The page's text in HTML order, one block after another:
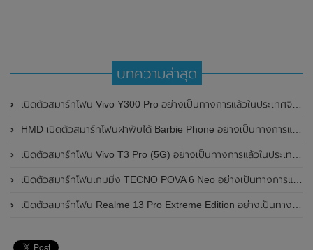
บทความล่าสุด
เปิดตัวสมาร์ทโฟน Vivo Y300 Pro อย่างเป็นทางการแล้วในประเทศจีน มาพร้อมดีไซน์พรีเมี่ยม ทนทาน และแบตเตอรี่สุดอึดขนาดใหญ่ 6,500mAh พร้อมรองรับการชาร์จไว 80W
HMD เปิดตัวสมาร์ทโฟนฝาพับได้ Barbie Phone อย่างเป็นทางการแล้ว มาพร้อมธีมสีชมพูสดใส
เปิดตัวสมาร์ทโฟน Vivo T3 Pro (5G) อย่างเป็นทางการแล้วในประเทศอินเดีย
เปิดตัวสมาร์ทโฟนเกมมิ่ง TECNO POVA 6 Neo อย่างเป็นทางการแล้วในประเทศไทย ในราคา 8,499 บาท
เปิดตัวสมาร์ทโฟน Realme 13 Pro Extreme Edition อย่างเป็นทางการแล้วในประเทศจีน